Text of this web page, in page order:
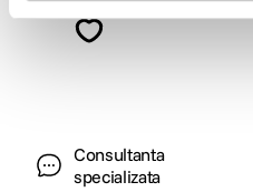
Descopera
Consultanta
specializata